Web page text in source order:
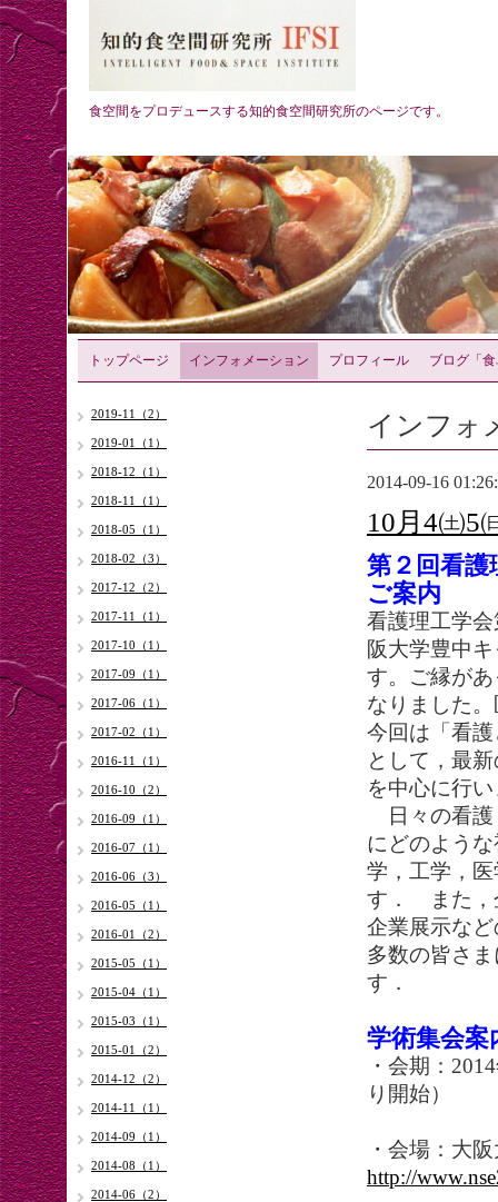
食空間をプロデュースする知的食空間研究所のページです。
トップページ インフォメーション プロフィール ブログ「
インフォ
2014-09-16
10月4㈯5
第２回看護
ご案内
看護理工学
阪大学豊中
す。ご縁が
なりました
今回は「看
として，最
を中心に行
日々の看護
にどのよう
学，工学，
す． また，
企業展示な
多数の皆さ
す
学術集会案
・会期：
り開始）
・会場：大
http://
2019-11（2）
2019-01（1）
2018-12（1）
2018-11（1）
2018-05（1）
2018-02（3）
2017-12（2）
2017-11（1）
2017-10（1）
2017-09（1）
2017-06（1）
2017-02（1）
2016-11（1）
2016-10（2）
2016-09（1）
2016-07（1）
2016-06（3）
2016-05（1）
2016-01（2）
2015-05（1）
2015-04（1）
2015-03（1）
2015-01（2）
2014-12（2）
2014-11（1）
2014-09（1）
2014-08（1）
2014-06（2）